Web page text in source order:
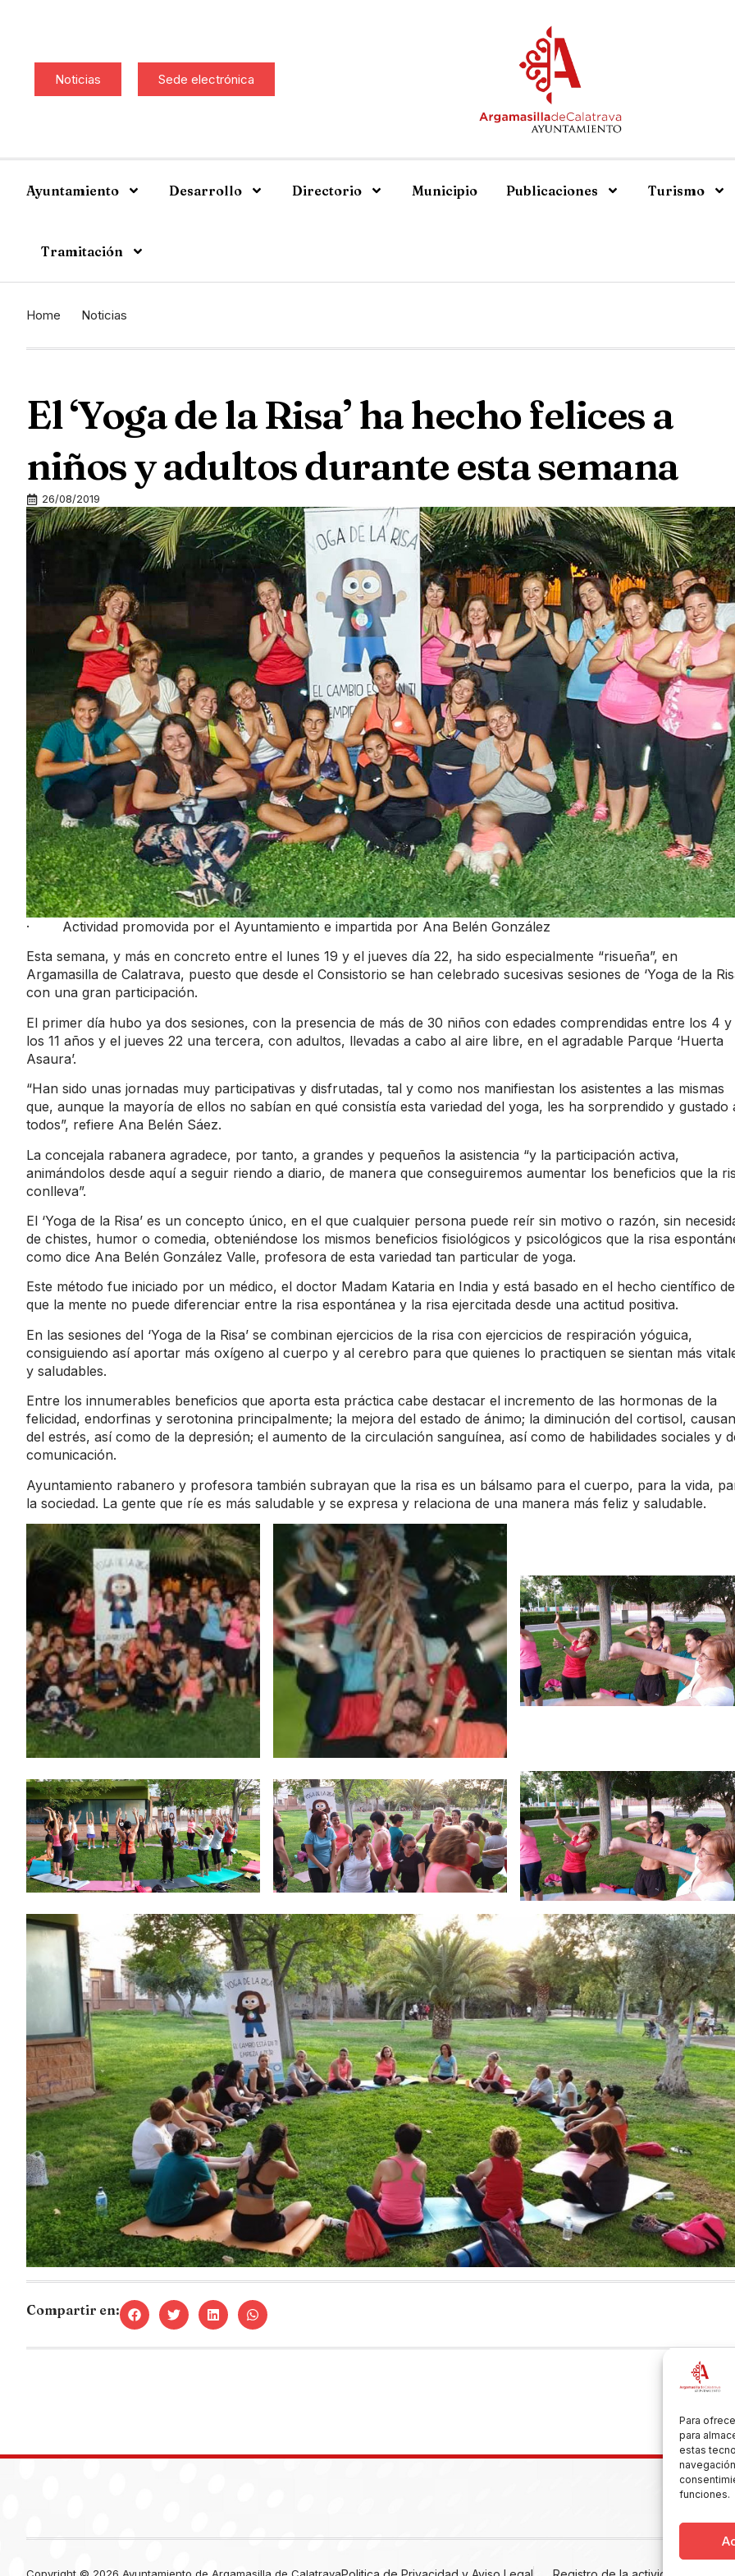
Para
para
estas
funciones.
Noticias Sede electrónica
Ayuntamiento Desarrollo Directorio Municipio Publicaciones Turismo
Tramitación
Home Noticias
El ‘Yoga de la Risa’ ha hecho felices a
niños y adultos durante esta semana
26/08/2019
· Actividad promovida por el Ayuntamiento e impartida por Ana Belén González
Esta semana, y más en concreto entre el lunes 19 y el jueves día 22, ha sido especialmente “risueña”, en
Argamasilla de Calatrava, puesto que desde el Consistorio se han celebrado sucesivas sesiones de ‘Yoga de la
con una gran participación.
El primer día hubo ya dos sesiones, con la presencia de más de 30 niños con edades comprendidas entre los 4 y
los 11 años y el jueves 22 una tercera, con adultos, llevadas a cabo al aire libre, en el agradable Parque ‘Huerta
Asaura’.
“Han sido unas jornadas muy participativas y disfrutadas, tal y como nos manifiestan los asistentes a las mismas
que, aunque la mayoría de ellos no sabían en qué consistía esta variedad del yoga, les ha sorprendido y gustado
todos”, refiere Ana Belén Sáez.
La concejala rabanera agradece, por tanto, a grandes y pequeños la asistencia “y la participación activa,
animándolos desde aquí a seguir riendo a diario, de manera que conseguiremos aumentar los beneficios que la
conlleva”.
El ‘Yoga de la Risa’ es un concepto único, en el que cualquier persona puede reír sin motivo o razón, sin
de chistes, humor o comedia, obteniéndose los mismos beneficios fisiológicos y psicológicos que la risa
como dice Ana Belén González Valle, profesora de esta variedad tan particular de yoga.
Este método fue iniciado por un médico, el doctor Madam Kataria en India y está basado en el hecho científico de
que la mente no puede diferenciar entre la risa espontánea y la risa ejercitada desde una actitud positiva.
En las sesiones del ‘Yoga de la Risa’ se combinan ejercicios de la risa con ejercicios de respiración yóguica,
consiguiendo así aportar más oxígeno al cuerpo y al cerebro para que quienes lo practiquen se sientan más
y saludables.
Entre los innumerables beneficios que aporta esta práctica cabe destacar el incremento de las hormonas de la
felicidad, endorfinas y serotonina principalmente; la mejora del estado de ánimo; la diminución del cortisol,
del estrés, así como de la depresión; el aumento de la circulación sanguínea, así como de habilidades sociales y
comunicación.
Ayuntamiento rabanero y profesora también subrayan que la risa es un bálsamo para el cuerpo, para la vida,
la sociedad. La gente que ríe es más saludable y se expresa y relaciona de una manera más feliz y saludable.
Compartir en: